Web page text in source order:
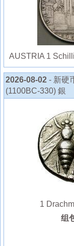
AUSTRIA 1
2026-08-02 - 新硬
(1100BC-330) 銀
1 Drachm
组